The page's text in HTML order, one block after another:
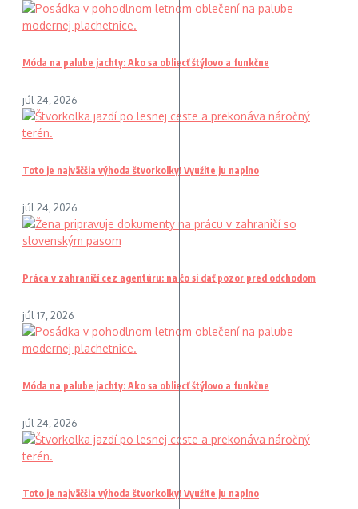
Móda na palube jachty: Ako sa obliecť štýlovo a funkčne
júl 24, 2026
Toto je najväčšia výhoda štvorkolky! Využite ju naplno
júl 24, 2026
Práca v zahraničí cez agentúru: na čo si dať pozor pred odchodom
júl 17, 2026
Móda na palube jachty: Ako sa obliecť štýlovo a funkčne
júl 24, 2026
Toto je najväčšia výhoda štvorkolky! Využite ju naplno